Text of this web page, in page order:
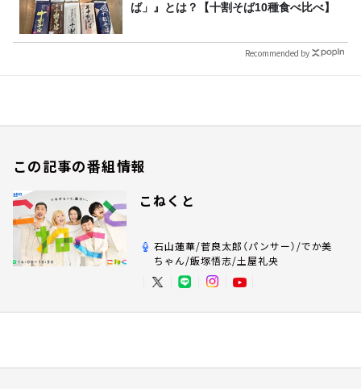
ば」』とは？【十割そば10種食べ比べ】
Recommended by
この記事の番組情報
こねくと
石山蓮華/菅良太郎（パンサー）/でか美
ちゃん/飯塚悟志/土屋礼央